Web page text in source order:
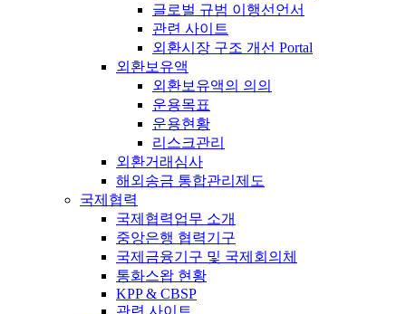
글로벌 규범 이행선언서
관련 사이트
외환시장 구조 개선 Portal
외환보유액
외환보유액의 의의
운용목표
운용현황
리스크관리
외환거래심사
해외송금 통합관리제도
국제협력
국제협력업무 소개
중앙은행 협력기구
국제금융기구 및 국제회의체
통화스왑 현황
KPP & CBSP